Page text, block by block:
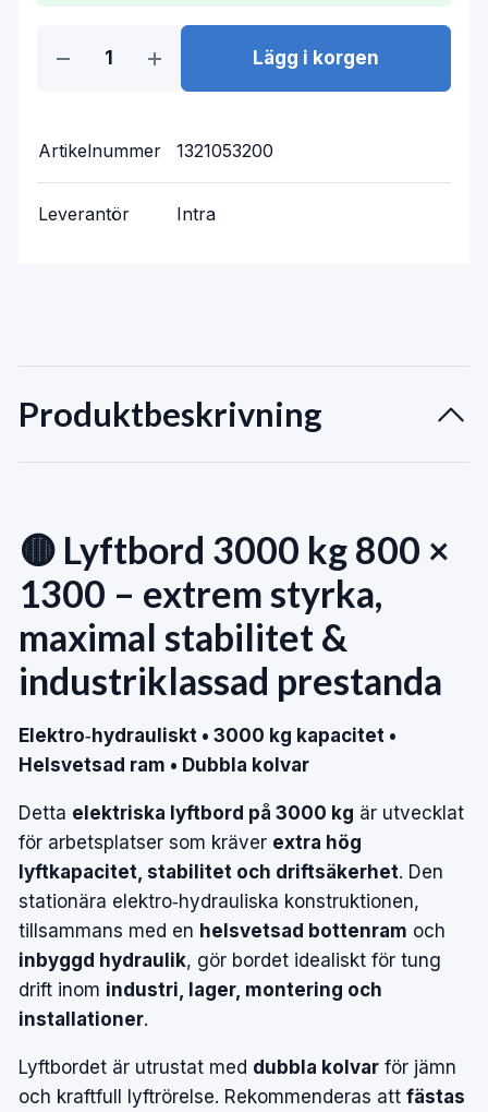
Lägg i korgen
Artikelnummer 1321053200
Leverantör Intra
Produktbeskrivning
🟡 Lyftbord 3000 kg 800 ×
1300 – extrem styrka,
maximal stabilitet &
industriklassad prestanda
Elektro‑hydrauliskt • 3000 kg kapacitet •
Helsvetsad ram • Dubbla kolvar
Detta elektriska lyftbord på 3000 kg är utvecklat
för arbetsplatser som kräver extra hög
lyftkapacitet, stabilitet och driftsäkerhet. Den
stationära elektro‑hydrauliska konstruktionen,
tillsammans med en helsvetsad bottenram och
inbyggd hydraulik, gör bordet idealiskt för tung
drift inom industri, lager, montering och
installationer.
Lyftbordet är utrustat med dubbla kolvar för jämn
och kraftfull lyftrörelse. Rekommenderas att fästas